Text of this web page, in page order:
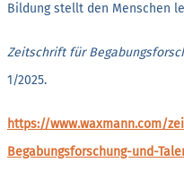
Bildung stellt den Menschen
Zeitschrift für
1/2025.
https://www.waxmann.com/
Begabungsforschung-und-